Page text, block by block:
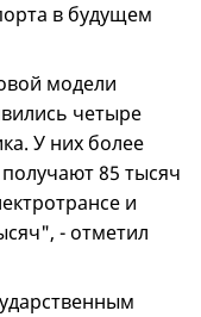
в будущем
модели
четыре
У них более
85 тысяч
и
- отметил